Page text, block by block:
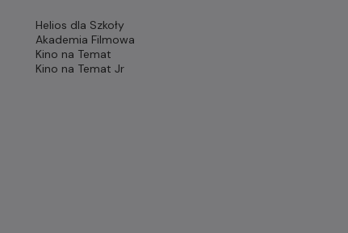
Helios dla Szkoły
Akademia Filmowa
Kino na Temat
Kino na Temat Jr